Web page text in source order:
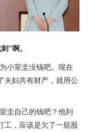
”啊。
室圭没钱吧。现在
夫妇共有财产，就用公
自己的钱吧？他到
工，应该是欠了一屁股